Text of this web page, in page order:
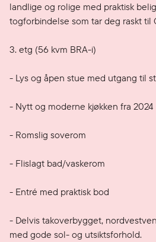
landlige og rolige med praktisk
togforbindelse som tar deg raskt til
3. etg (56 kvm BRA-i)
- Lys og åpen stue med utgang til
- Nytt og moderne kjøkken fra 2024
- Romslig soverom
- Flislagt bad/vaskerom
- Entré med praktisk bod
- Delvis takoverbygget,
med gode sol- og utsiktsforhold.